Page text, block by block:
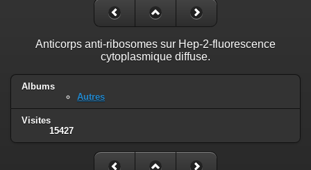
Anticorps anti-ribosomes sur Hep-2-fluorescence
cytoplasmique diffuse.
Albums
Autres
Visites
15427